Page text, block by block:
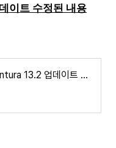
이트 수정된 내용
Apple, macOS Ventura 13.2 업데이트 수정된 내용과 바뀐 점은 무엇인가?